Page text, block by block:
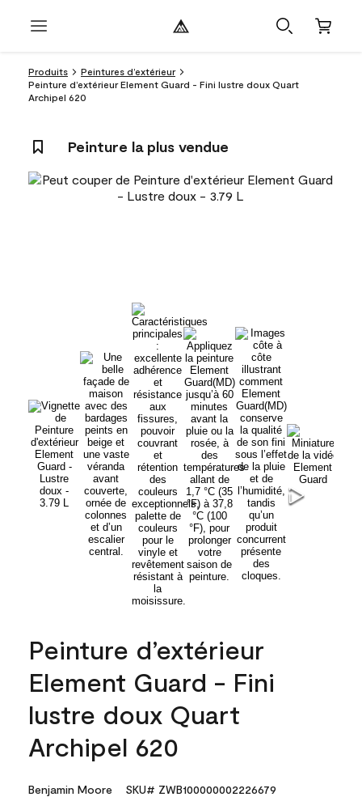
Produits
Peintures d’extérieur
Peinture d’extérieur Element Guard - Fini lustre doux Quart
Archipel 620
Peinture la plus vendue
Peinture d’extérieur
Element Guard - Fini
lustre doux Quart
Archipel 620
Benjamin Moore SKU# ZWB100000002226679